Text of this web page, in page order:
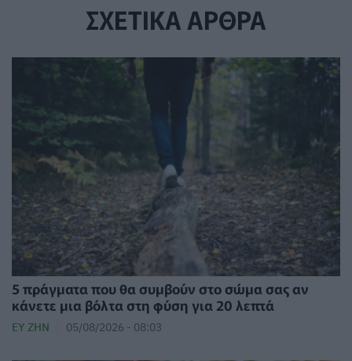
ΣΧΕΤΙΚΑ ΑΡΘΡΑ
5 πράγματα που θα συμβούν στο σώμα σας αν
κάνετε μια βόλτα στη φύση για 20 λεπτά
ΕΥ ΖΗΝ 05/08/2026 - 08:03